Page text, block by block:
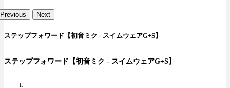
Previous Next
ステップフォワード【初音ミク - スイムウェアG+S】
ステップフォワード【初音ミク - スイムウェアG+S】